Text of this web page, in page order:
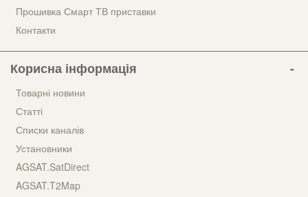
Прошивка Смарт ТВ приставки
Контакти
Корисна інформація
Товарні новини
Статті
Списки каналів
Установники
AGSAT.SatDirect
AGSAT.T2Map